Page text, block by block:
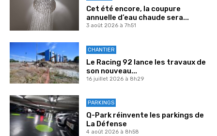
Cet été encore, la coupure
annuelle d’eau chaude sera...
3 août 2026 à 7h51
CHANTIER
Le Racing 92 lance les travaux de
son nouveau...
16 juillet 2026 à 8h29
PARKINGS
Q-Park réinvente les parkings de
La Défense
4 août 2026 à 8h58